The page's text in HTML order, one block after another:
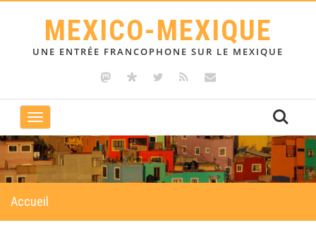
MEXICO-MEXIQUE
UNE ENTRÉE FRANCOPHONE SUR LE MEXIQUE
Toggle
navigation
Accueil